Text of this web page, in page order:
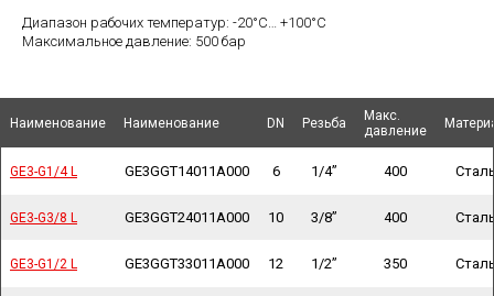
Диапазон рабочих температур: -20°C… +100°C
Максимальное давление: 500 бар
Наименование Наименование DN Резьба
Макс.
давление
GE3-G1/4 L GE3GGT14011A000 6 1/4” 400
GE3-G3/8 L GE3GGT24011A000 10 3/8” 400
GE3-G1/2 L GE3GGT33011A000 12 1/2” 350
Наименование
GE3-G1/4 L
GE3-G3/8 L
GE3-G1/2 L
Наименование
Наименование Наименование DN Резьба
Макс.
давление